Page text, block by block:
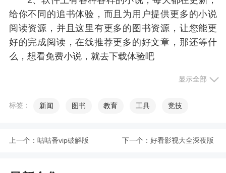
给你不同的追书体验，而且为用户提供更多的小说
阅读资源，并且这里有更多的图书资源，让您能更
好的完成阅读，在线推荐更多的好文章，那还等什
么，想看免费小说，就去下载体验吧
1.优化阅读体验
显示全部
标签： 新闻 图书 教育 工具 竞技
上一个： 咕咕番vip破解版 下一个： 好看影视大全深夜版